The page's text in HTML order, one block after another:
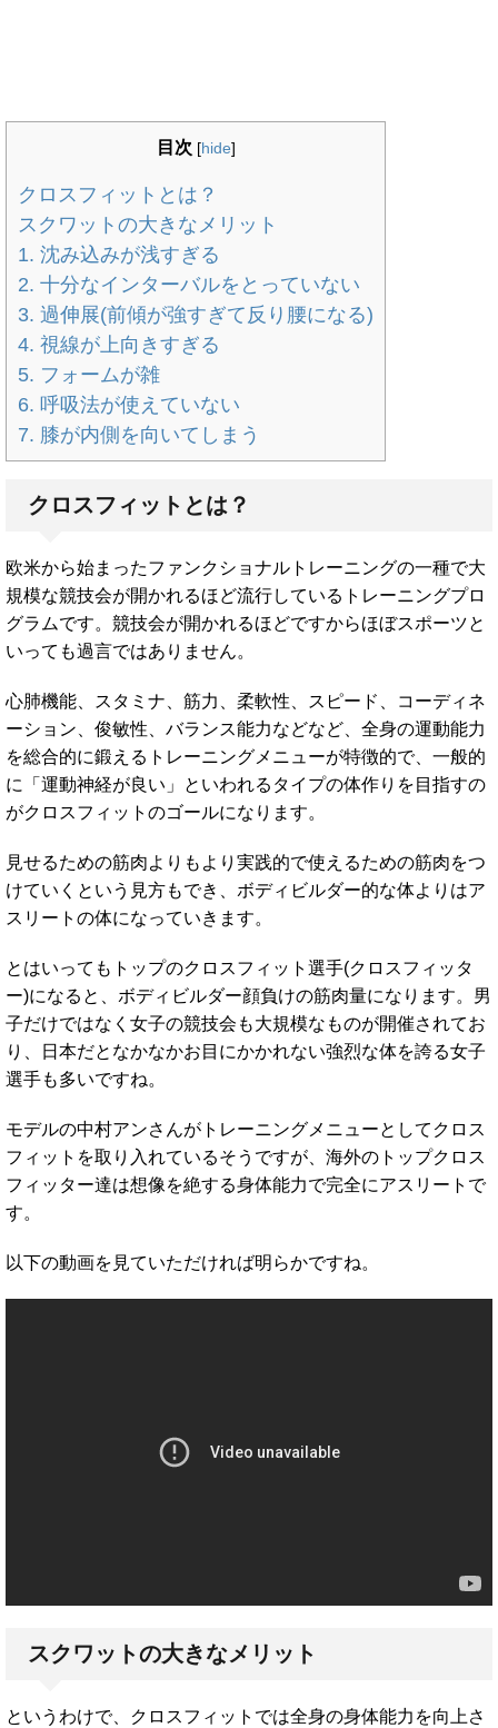
目次 [hide]
クロスフィットとは？
スクワットの大きなメリット
1. 沈み込みが浅すぎる
2. 十分なインターバルをとっていない
3. 過伸展(前傾が強すぎて反り腰になる)
4. 視線が上向きすぎる
5. フォームが雑
6. 呼吸法が使えていない
7. 膝が内側を向いてしまう
クロスフィットとは？
欧米から始まったファンクショナルトレーニングの一種で大
規模な競技会が開かれるほど流行しているトレーニングプロ
グラムです。競技会が開かれるほどですからほぼスポーツと
いっても過言ではありません。
心肺機能、スタミナ、筋力、柔軟性、スピード、コーディネ
ーション、俊敏性、バランス能力などなど、全身の運動能力
を総合的に鍛えるトレーニングメニューが特徴的で、一般的
に「運動神経が良い」といわれるタイプの体作りを目指すの
がクロスフィットのゴールになります。
見せるための筋肉よりもより実践的で使えるための筋肉をつ
けていくという見方もでき、ボディビルダー的な体よりはア
スリートの体になっていきます。
とはいってもトップのクロスフィット選手(クロスフィッタ
ー)になると、ボディビルダー顔負けの筋肉量になります。男
子だけではなく女子の競技会も大規模なものが開催されてお
り、日本だとなかなかお目にかかれない強烈な体を誇る女子
選手も多いですね。
モデルの中村アンさんがトレーニングメニューとしてクロス
フィットを取り入れているそうですが、海外のトップクロス
フィッター達は想像を絶する身体能力で完全にアスリートで
す。
以下の動画を見ていただければ明らかですね。
スクワットの大きなメリット
というわけで、クロスフィットでは全身の身体能力を向上さ